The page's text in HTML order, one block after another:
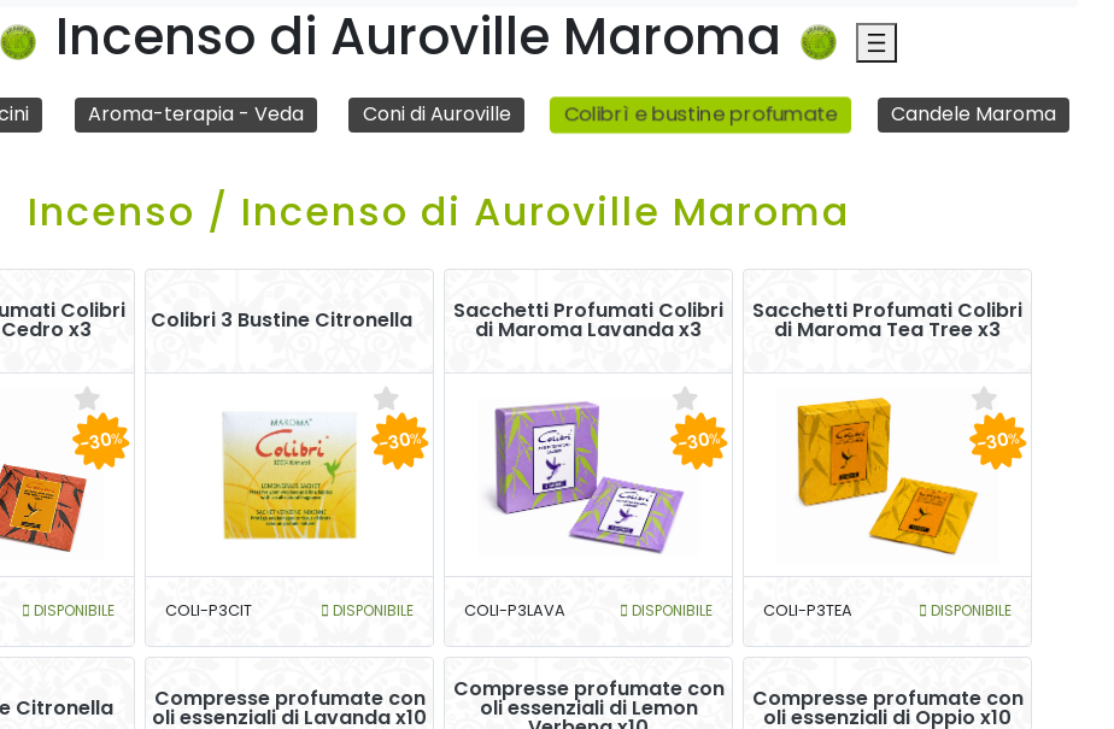
Incenso di Auroville Maroma
Aroma-terapia - Veda Coni di Auroville Colibrì e bustine profumate Candele Maroma
Incenso / Incenso di Auroville Maroma
Colibri
x3
DISPONIBILE
-30%
Colibri 3 Bustine Citronella
COLI-P3CIT DISPONIBILE
-30%
Sacchetti Profumati Colibri
di Maroma Lavanda x3
COLI-P3LAVA DISPONIBILE
-30%
Sacchetti Profumati Colibri
di Maroma Tea Tree x3
COLI-P3TEA DISPONIBILE
-30%
Citronella Compresse profumate con
oli essenziali di Lavanda x10
Compresse profumate con
oli essenziali di Lemon Compresse profumate con
oli essenziali di Oppio x10